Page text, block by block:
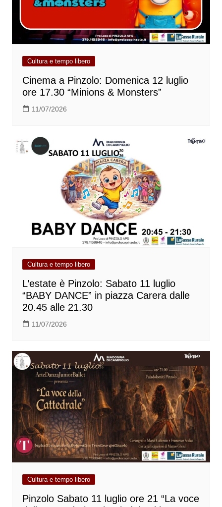
Cultura e tempo libero
Cinema a Pinzolo: Domenica 12 luglio
ore 17.30 “Minions & Monsters”
11/07/2026
Cultura e tempo libero
L’estate è Pinzolo: Sabato 11 luglio
“BABY DANCE” in piazza Carera dalle
20.45 alle 21.30
11/07/2026
Cultura e tempo libero
Pinzolo Sabato 11 luglio ore 21 “La voce